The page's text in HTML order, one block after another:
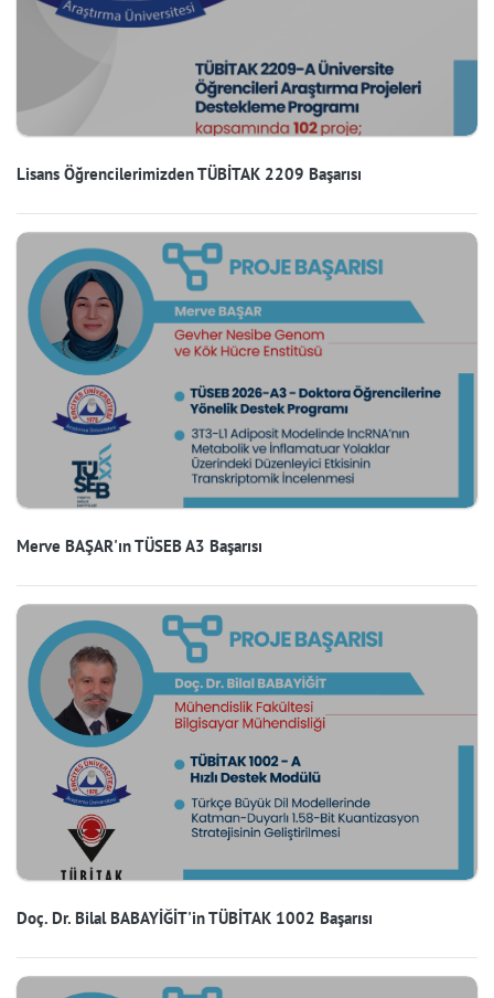
Lisans Öğrencilerimizden TÜBİTAK 2209 Başarısı
Merve BAŞAR'ın TÜSEB A3 Başarısı
Doç. Dr. Bilal BABAYİĞİT'in TÜBİTAK 1002 Başarısı